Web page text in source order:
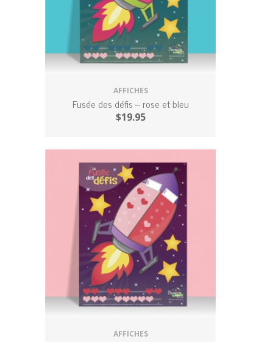
AFFICHES
Fusée des défis – rose et bleu
$19.95
AFFICHES